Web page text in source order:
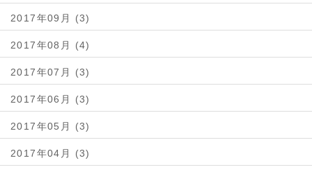
2017年09月 (3)
2017年08月 (4)
2017年07月 (3)
2017年06月 (3)
2017年05月 (3)
2017年04月 (3)